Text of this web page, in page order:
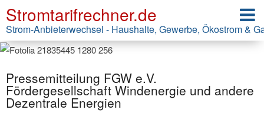
Stromtarifrechner.de
Strom-Anbieterwechsel - Haushalte, Gewerbe, Ökostrom &
Pressemitteilung FGW e.V.
Fördergesellschaft Windenergie und andere
Dezentrale Energien